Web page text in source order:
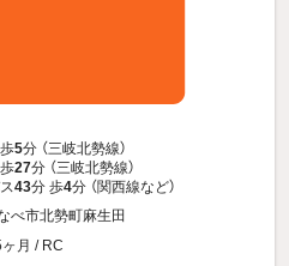
5分 （三岐北勢線）
27分 （三岐北勢線）
43分 歩4分 （関西線など）
べ市北勢町麻生田
月 / RC